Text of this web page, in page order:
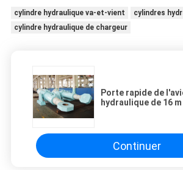
cylindre hydraulique va-et-vient
cylindres
cylindre hydraulique de chargeur
Porte rapide de
hydraulique de 16
Continuer